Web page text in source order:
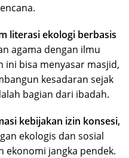
literasi ekologi berbasis
agama dengan ilmu
bisa menyasar masjid,
kesadaran sejak
bagian dari ibadah.
kebijakan izin konsesi,
ekologis dan sosial
ekonomi jangka pendek.